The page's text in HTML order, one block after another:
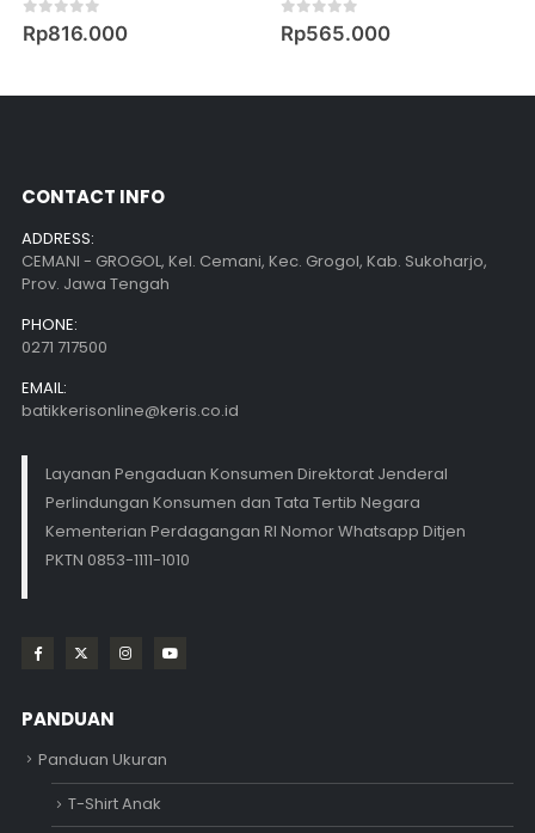
0out of 5
Rp816.000 0out of 5
Rp565.000
CONTACT INFO
ADDRESS:
CEMANI - GROGOL, Kel. Cemani, Kec. Grogol, Kab. Sukoharjo,
Prov. Jawa Tengah
PHONE:
0271 717500
EMAIL:
batikkerisonline@keris.co.id
Layanan Pengaduan Konsumen Direktorat Jenderal
Perlindungan Konsumen dan Tata Tertib Negara
Kementerian Perdagangan RI Nomor Whatsapp Ditjen
PKTN 0853-1111-1010
PANDUAN
Panduan Ukuran
T-Shirt Anak